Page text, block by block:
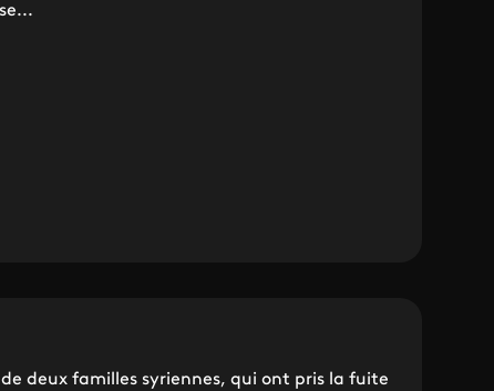
deux familles syriennes, qui ont pris la fuite